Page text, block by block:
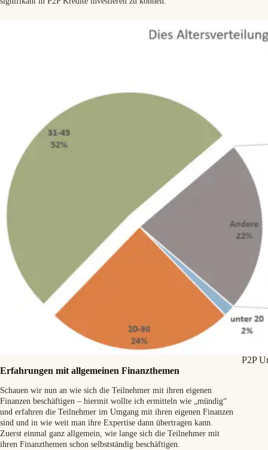
P2P
Erfahrungen mit allgemeinen Finanzthemen
Schauen wir nun an wie sich die Teilnehmer mit ihren eigenen
Finanzen beschäftigen – hiermit wollte ich ermitteln wie „mündig“
und erfahren die Teilnehmer im Umgang mit ihren eigenen Finanzen
sind und in wie weit man ihre Expertise dann übertragen kann.
Zuerst einmal ganz allgemein, wie lange sich die Teilnehmer mit
ihren Finanzthemen schon selbstständig beschäftigen.